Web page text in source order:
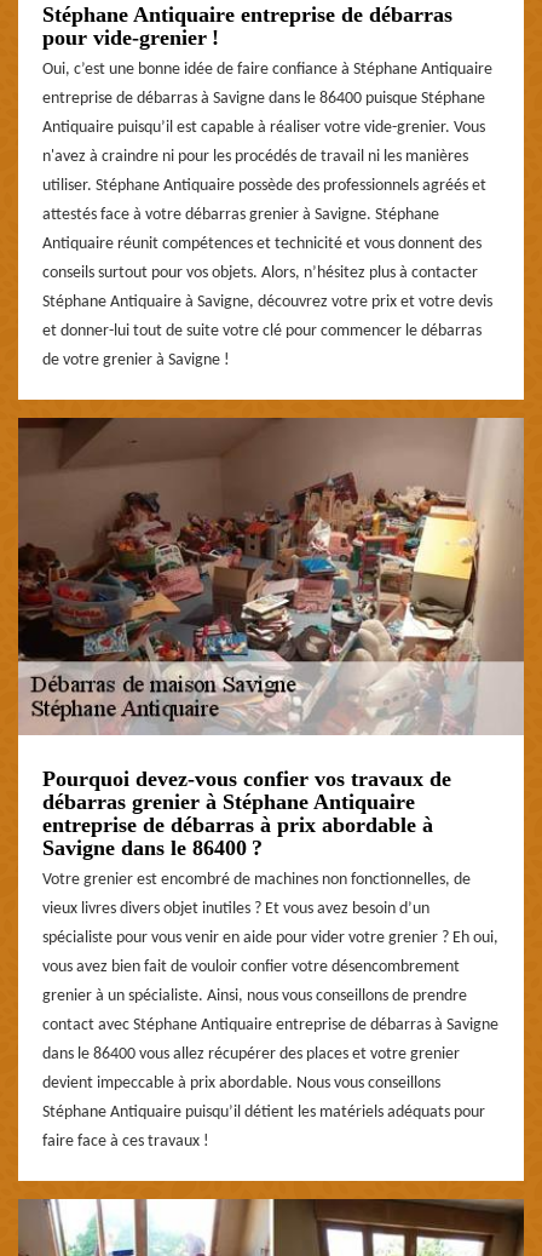
Stéphane Antiquaire entreprise de débarras
pour vide-grenier !
Oui, c’est une bonne idée de faire confiance à Stéphane Antiquaire
entreprise de débarras à Savigne dans le 86400 puisque Stéphane
Antiquaire puisqu’il est capable à réaliser votre vide-grenier. Vous
n'avez à craindre ni pour les procédés de travail ni les manières
utiliser. Stéphane Antiquaire possède des professionnels agréés et
attestés face à votre débarras grenier à Savigne. Stéphane
Antiquaire réunit compétences et technicité et vous donnent des
conseils surtout pour vos objets. Alors, n’hésitez plus à contacter
Stéphane Antiquaire à Savigne, découvrez votre prix et votre devis
et donner-lui tout de suite votre clé pour commencer le débarras
de votre grenier à Savigne !
Pourquoi devez-vous confier vos travaux de
débarras grenier à Stéphane Antiquaire
entreprise de débarras à prix abordable à
Savigne dans le 86400 ?
Votre grenier est encombré de machines non fonctionnelles, de
vieux livres divers objet inutiles ? Et vous avez besoin d’un
spécialiste pour vous venir en aide pour vider votre grenier ? Eh oui,
vous avez bien fait de vouloir confier votre désencombrement
grenier à un spécialiste. Ainsi, nous vous conseillons de prendre
contact avec Stéphane Antiquaire entreprise de débarras à Savigne
dans le 86400 vous allez récupérer des places et votre grenier
devient impeccable à prix abordable. Nous vous conseillons
Stéphane Antiquaire puisqu’il détient les matériels adéquats pour
faire face à ces travaux !